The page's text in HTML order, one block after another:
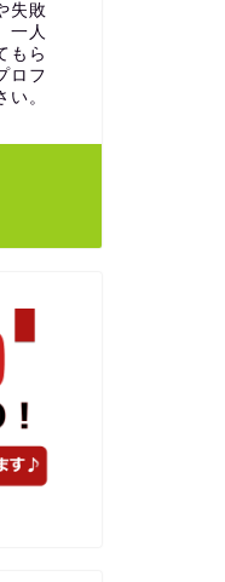
失敗
一人
もら
ロフ
。